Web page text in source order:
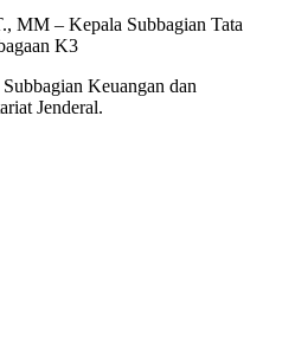
MM – Kepala Subbagian Tata
K3
Keuangan dan
Jenderal.